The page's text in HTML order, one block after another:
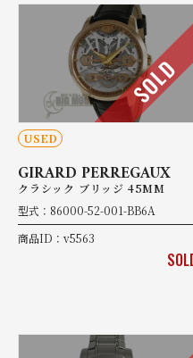
SOLD
USED
GIRARD PERREGAUX
クラシック ブリッジ 45MM
型式：86000-52-001-BB6A
商品ID：v5563